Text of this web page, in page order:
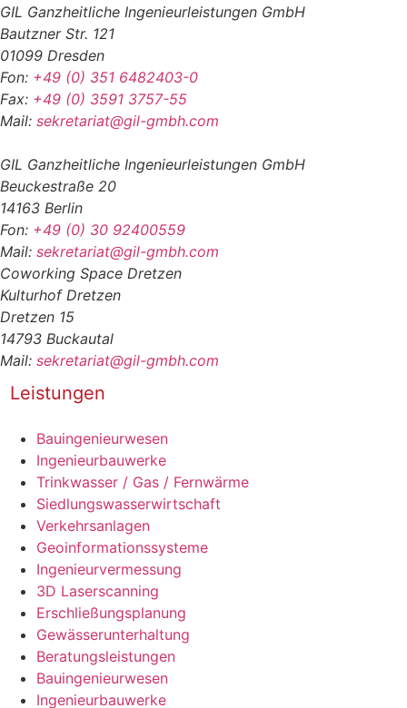
GIL Ganzheitliche Ingenieurleistungen GmbH
Bautzner Str. 121
01099 Dresden
Fon: +49 (0) 351 6482403-0
Fax: +49 (0) 3591 3757-55
Mail: sekretariat@gil-gmbh.com
GIL Ganzheitliche Ingenieurleistungen GmbH
Beuckestraße 20
14163 Berlin
Fon: +49 (0) 30 92400559
Mail: sekretariat@gil-gmbh.com
Coworking Space Dretzen
Kulturhof Dretzen
Dretzen 15
14793 Buckautal
Mail: sekretariat@gil-gmbh.com
Leistungen
Bauingenieurwesen
Ingenieurbauwerke
Trinkwasser / Gas / Fernwärme
Siedlungswasserwirtschaft
Verkehrsanlagen
Geoinformationssysteme
Ingenieurvermessung
3D Laserscanning
Erschließungsplanung
Gewässerunterhaltung
Beratungsleistungen
Bauingenieurwesen
Ingenieurbauwerke